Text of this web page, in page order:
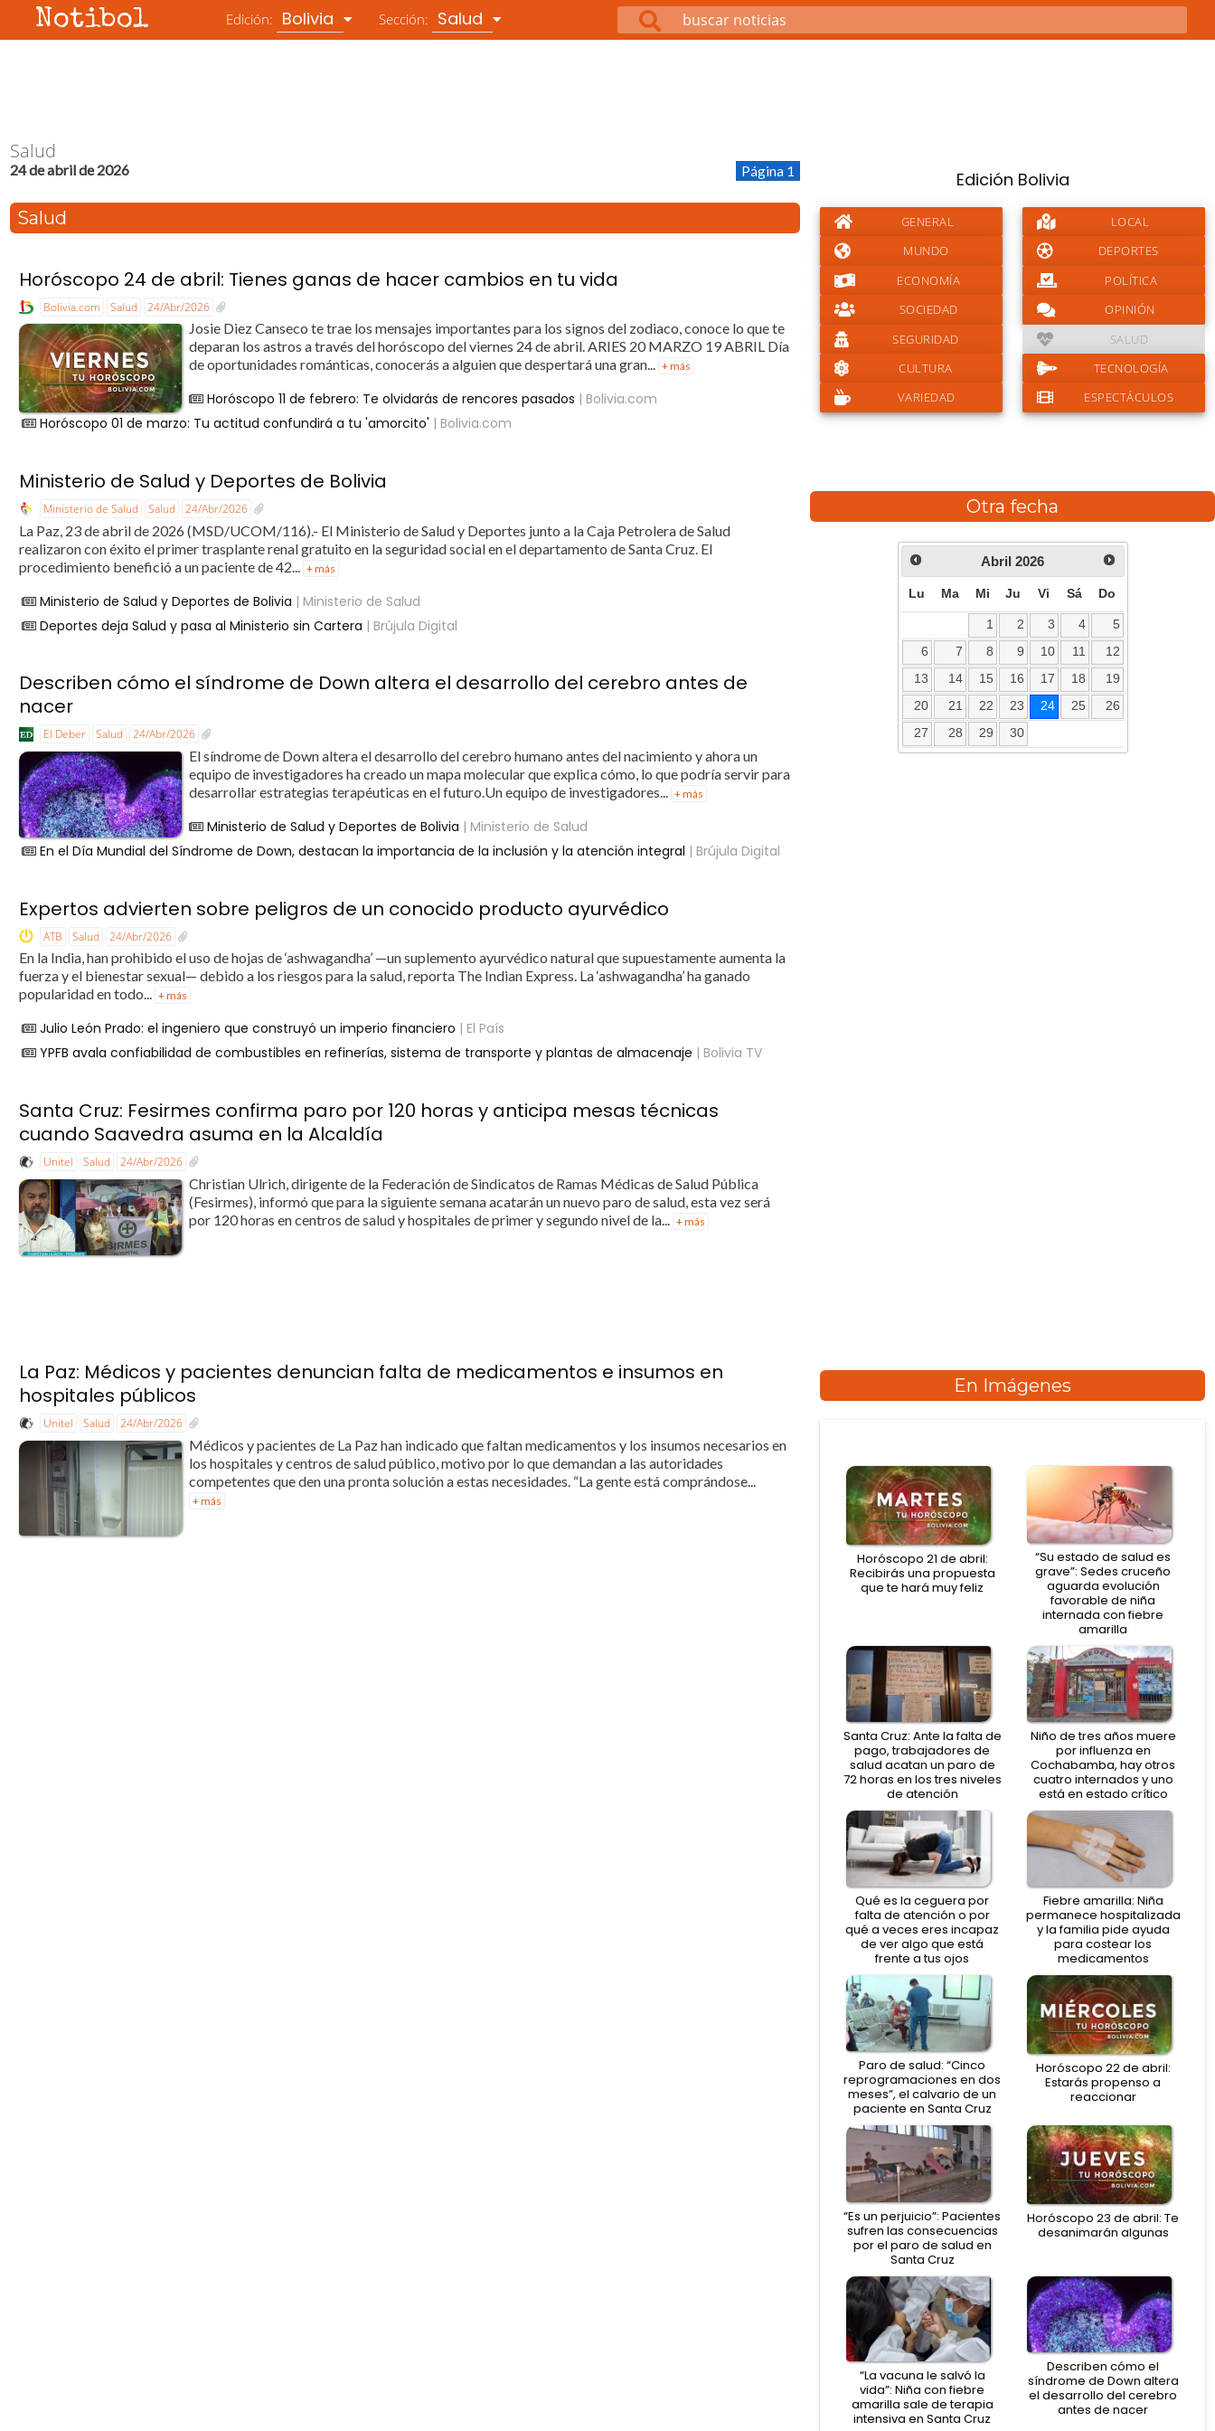
Notibol Edición: Bolivia Sección: Salud
Salud
24 de abril de 2026 Página 1
Salud
Horóscopo 24 de abril: Tienes ganas de hacer cambios en tu vida
Bolivia.com Salud 24/Abr/2026
Josie Diez Canseco te trae los mensajes importantes para los signos del zodiaco, conoce lo que te
deparan los astros a través del horóscopo del viernes 24 de abril. ARIES 20 MARZO 19 ABRIL Día
de oportunidades románticas, conocerás a alguien que despertará una gran... + más
Horóscopo 11 de febrero: Te olvidarás de rencores pasados | Bolivia.com
Horóscopo 01 de marzo: Tu actitud confundirá a tu 'amorcito' | Bolivia.com
Ministerio de Salud y Deportes de Bolivia
Ministerio de Salud Salud 24/Abr/2026
La Paz, 23 de abril de 2026 (MSD/UCOM/116).- El Ministerio de Salud y Deportes junto a la Caja Petrolera de Salud
realizaron con éxito el primer trasplante renal gratuito en la seguridad social en el departamento de Santa Cruz. El
procedimiento benefició a un paciente de 42...
+ más
Ministerio de Salud y Deportes de Bolivia | Ministerio de Salud
Deportes deja Salud y pasa al Ministerio sin Cartera | Brújula Digital
Describen cómo el síndrome de Down altera el desarrollo del cerebro antes de
nacer
El Deber Salud 24/Abr/2026
El síndrome de Down altera el desarrollo del cerebro humano antes del nacimiento y ahora un
equipo de investigadores ha creado un mapa molecular que explica cómo, lo que podría servir para
desarrollar estrategias terapéuticas en el futuro.Un equipo de investigadores... + más
Ministerio de Salud y Deportes de Bolivia | Ministerio de Salud
En el Día Mundial del Síndrome de Down, destacan la importancia de la inclusión y la atención integral | Brújula Digital
Expertos advierten sobre peligros de un conocido producto ayurvédico
ATB Salud 24/Abr/2026
En la India, han prohibido el uso de hojas de ‘ashwagandha’ —un suplemento ayurvédico natural que supuestamente aumenta la
fuerza y el bienestar sexual— debido a los riesgos para la salud, reporta The Indian Express. La ‘ashwagandha’ ha ganado
popularidad en todo... + más
Julio León Prado: el ingeniero que construyó un imperio financiero | El País
YPFB avala confiabilidad de combustibles en refinerías, sistema de transporte y plantas de almacenaje | Bolivia TV
Santa Cruz: Fesirmes confirma paro por 120 horas y anticipa mesas técnicas
cuando Saavedra asuma en la Alcaldía
Unitel Salud 24/Abr/2026
Christian Ulrich, dirigente de la Federación de Sindicatos de Ramas Médicas de Salud Pública
(Fesirmes), informó que para la siguiente semana acatarán un nuevo paro de salud, esta vez será
por 120 horas en centros de salud y hospitales de primer y segundo nivel de la...
+ más
Edición Bolivia
GENERAL
LOCAL
MUNDO
DEPORTES
ECONOMÍA
POLÍTICA
SOCIEDAD
OPINIÓN
SEGURIDAD
SALUD
CULTURA
TECNOLOGÍA
VARIEDAD
ESPECTÁCULOS
Otra fecha
Abril 2026
Lu Ma Mi Ju Vi Sá Do
1 2 3 4
5
6
7 8 9 10 11
12
13
14 15 16 17 18
19
20
21 22 23 24 25
26
27
28 29 30
La Paz: Médicos y pacientes denuncian falta de medicamentos e insumos en
hospitales públicos
Unitel Salud 24/Abr/2026
Médicos y pacientes de La Paz han indicado que faltan medicamentos y los insumos necesarios en
los hospitales y centros de salud público, motivo por lo que demandan a las autoridades
competentes que den una pronta solución a estas necesidades. “La gente está comprándose...
+ más
En Imágenes
Horóscopo 21 de abril:
Recibirás una propuesta
que te hará muy feliz
“Su estado de salud es
grave”: Sedes cruceño
aguarda evolución
favorable de niña
internada con fiebre
amarilla
Santa Cruz: Ante la falta de
pago, trabajadores de
salud acatan un paro de
72 horas en los tres niveles
de atención
Niño de tres años muere
por influenza en
Cochabamba, hay otros
cuatro internados y uno
está en estado crítico
Qué es la ceguera por
falta de atención o por
qué a veces eres incapaz
de ver algo que está
frente a tus ojos
Fiebre amarilla: Niña
permanece hospitalizada
y la familia pide ayuda
para costear los
medicamentos
Paro de salud: “Cinco
reprogramaciones en dos
meses”, el calvario de un
paciente en Santa Cruz
Horóscopo 22 de abril:
Estarás propenso a
reaccionar
“Es un perjuicio”: Pacientes
sufren las consecuencias
por el paro de salud en
Santa Cruz
Horóscopo 23 de abril: Te
desanimarán algunas
“La vacuna le salvó la
vida”: Niña con fiebre
amarilla sale de terapia
intensiva en Santa Cruz
Describen cómo el
síndrome de Down altera
el desarrollo del cerebro
antes de nacer